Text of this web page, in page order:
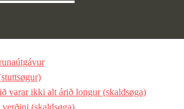
varar ikki alt árið longur (skaldsøga)
verðini (skaldsøga)